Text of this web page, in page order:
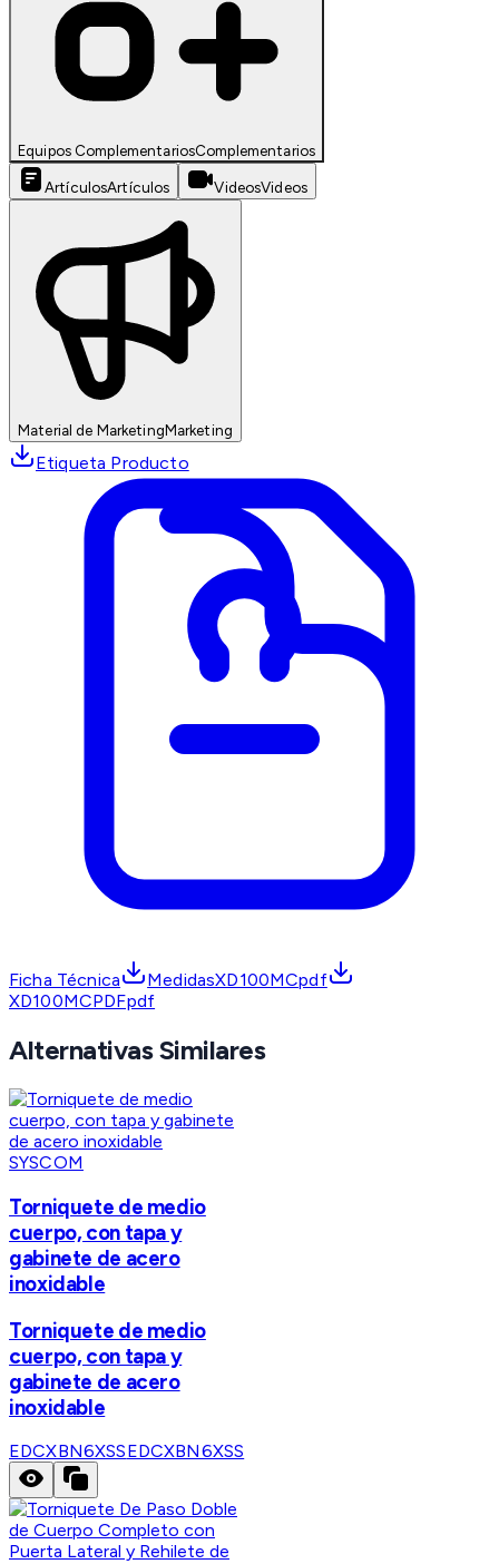
Equipos ComplementariosComplementarios
ArtículosArtículos VideosVideos
Material de MarketingMarketing
Etiqueta Producto
Ficha Técnica
MedidasXD100MCpdf
XD100MCPDFpdf
Alternativas Similares
SYSCOM
Torniquete de medio
cuerpo, con tapa y
gabinete de acero
inoxidable
Torniquete de medio
cuerpo, con tapa y
gabinete de acero
inoxidable
EDCXBN6XSSEDCXBN6XSS